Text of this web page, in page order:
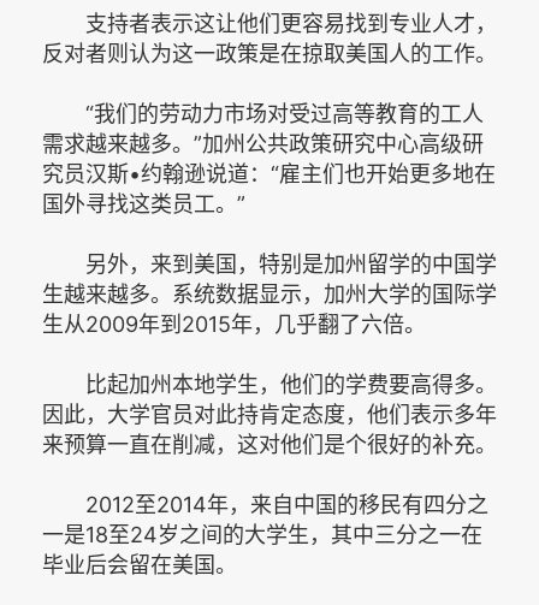
支持者表示这让他们更容易找到专业人才，
反对者则认为这一政策是在掠取美国人的工作。
“我们的劳动力市场对受过高等教育的工人
需求越来越多。”加州公共政策研究中心高级研
究员汉斯•约翰逊说道：“雇主们也开始更多地在
国外寻找这类员工。”
另外，来到美国，特别是加州留学的中国学
生越来越多。系统数据显示，加州大学的国际学
生从2009年到2015年，几乎翻了六倍。
比起加州本地学生，他们的学费要高得多。
因此，大学官员对此持肯定态度，他们表示多年
来预算一直在削减，这对他们是个很好的补充。
2012至2014年，来自中国的移民有四分之
一是18至24岁之间的大学生，其中三分之一在
毕业后会留在美国。